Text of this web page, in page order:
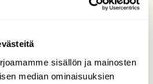
sisällön ja mainosten
median ominaisuuksien